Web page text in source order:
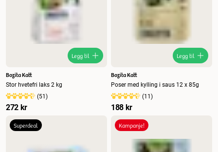
Legg til
Bozita Katt
Stor hvetefri laks 2 kg
(51)
272 kr
Legg til
Bozita Katt
Poser med kylling i saus 12 x 85g
(11)
188 kr
Superdeal Kampanje!